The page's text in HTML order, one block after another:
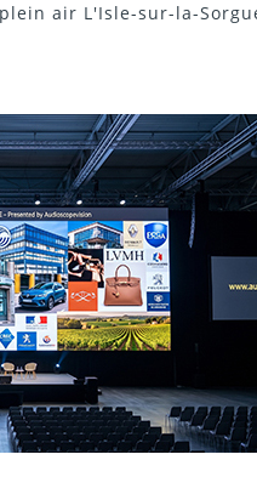
air L'Isle-sur-la-